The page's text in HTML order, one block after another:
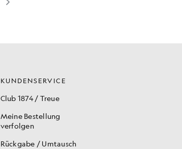
KUNDENSERVICE
Club 1874 / Treue
Meine Bestellung
verfolgen
Rückgabe / Umtausch